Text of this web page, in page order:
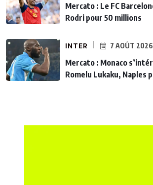
Mercato : Le FC
Rodri pour 50 millions
INTER 7 AOÛT 2026
Mercato : Monaco
Romelu Lukaku, Naples